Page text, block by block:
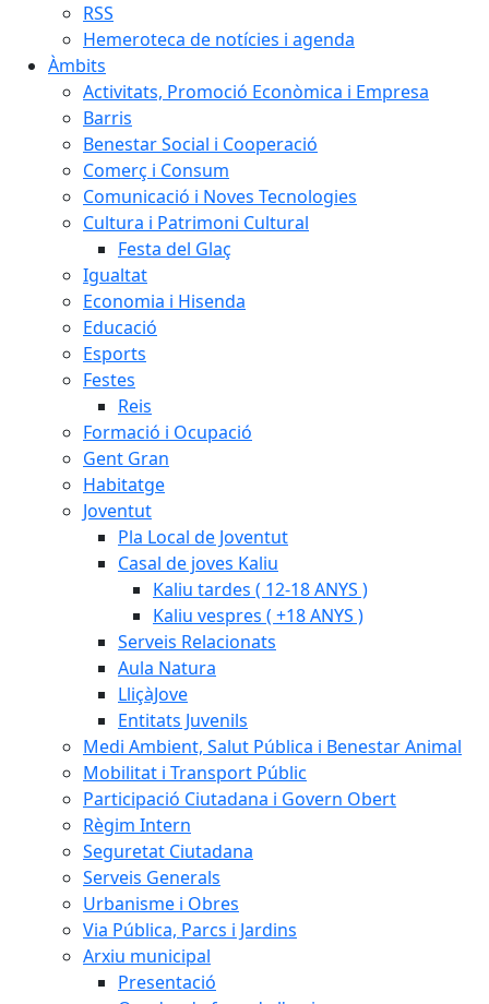
RSS
Hemeroteca de notícies i agenda
Àmbits
Activitats, Promoció Econòmica i Empresa
Barris
Benestar Social i Cooperació
Comerç i Consum
Comunicació i Noves Tecnologies
Cultura i Patrimoni Cultural
Festa del Glaç
Igualtat
Economia i Hisenda
Educació
Esports
Festes
Reis
Formació i Ocupació
Gent Gran
Habitatge
Joventut
Pla Local de Joventut
Casal de joves Kaliu
Kaliu tardes ( 12-18 ANYS )
Kaliu vespres ( +18 ANYS )
Serveis Relacionats
Aula Natura
LliçàJove
Entitats Juvenils
Medi Ambient, Salut Pública i Benestar Animal
Mobilitat i Transport Públic
Participació Ciutadana i Govern Obert
Règim Intern
Seguretat Ciutadana
Serveis Generals
Urbanisme i Obres
Via Pública, Parcs i Jardins
Arxiu municipal
Presentació